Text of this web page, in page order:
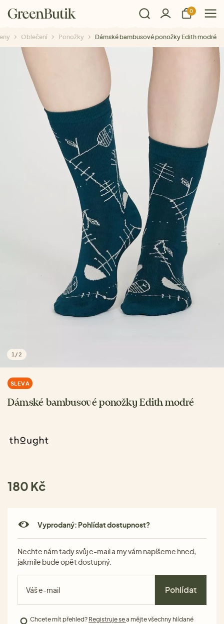
0
Oblečení Ponožky Dámské bambusové ponožky Edith modré
1 /2
SLEVA
Dámské bambusové ponožky Edith modré
180 Kč
Vyprodaný: Pohlídat dostupnost?
Nechte nám tady svůj e-mail a my vám napíšeme hned,
jakmile bude opět dostupný.
Pohlídat
Chcete mít přehled? Registruje sea mějte všechny hlídané